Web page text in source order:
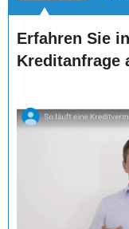
Erfahren Sie
Kreditanfrage